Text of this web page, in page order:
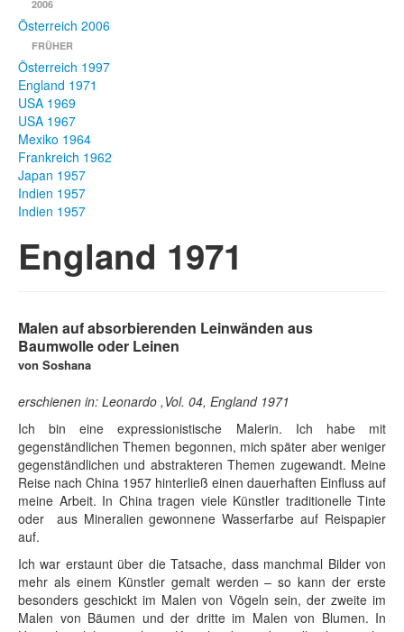
2006
Österreich 2006
FRÜHER
Österreich 1997
England 1971
USA 1969
USA 1967
Mexiko 1964
Frankreich 1962
Japan 1957
Indien 1957
Indien 1957
England 1971
Malen auf absorbierenden Leinwänden aus
Baumwolle oder Leinen
von Soshana
erschienen in: Leonardo ,Vol. 04, England 1971
Ich bin eine expressionistische Malerin. Ich habe mit
gegenständlichen Themen begonnen, mich später aber weniger
gegenständlichen und abstrakteren Themen zugewandt. Meine
Reise nach China 1957 hinterließ einen dauerhaften Einfluss auf
meine Arbeit. In China tragen viele Künstler traditionelle Tinte
oder aus Mineralien gewonnene Wasserfarbe auf Reispapier
auf.
Ich war erstaunt über die Tatsache, dass manchmal Bilder von
mehr als einem Künstler gemalt werden – so kann der erste
besonders geschickt im Malen von Vögeln sein, der zweite im
Malen von Bäumen und der dritte im Malen von Blumen. In